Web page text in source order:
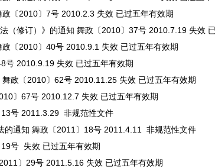
〔2010〕7号 2010.2.3 失效 已过五年有效期
（修订）》的通知 舞政〔2010〕37号 2010.7.19 失效
〔2010〕40号 2010.9.1 失效 已过五年有效期
号 2010.9.19 失效 已过五年有效期
政〔2010〕62号 2010.11.25 失效 已过五年有效期
〕67号 2010.12.7 失效 已过五年有效期
号 2011.3.29 非规范性文件
的通知 舞政〔2011〕18号 2011.4.11 非规范性文件
号 失效 已过五年有效期
〕29号 2011.5.16 失效 已过五年有效期